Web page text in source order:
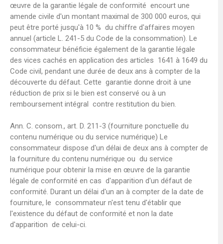
œuvre de la garantie légale de conformité encourt une
amende civile d'un montant maximal de 300 000 euros, qui
peut être porté jusqu'à 10 % du chiffre d'affaires moyen
annuel (article L. 241-5 du Code de la consommation). Le
consommateur bénéficie également de la garantie légale
des vices cachés en application des articles 1641 à 1649 du
Code civil, pendant une durée de deux ans à compter de la
découverte du défaut. Cette garantie donne droit à une
réduction de prix si le bien est conservé ou à un
remboursement intégral contre restitution du bien.
Ann. C. consom., art. D. 211-3 (fourniture ponctuelle du
contenu numérique ou du service numérique) Le
consommateur dispose d'un délai de deux ans à compter de
la fourniture du contenu numérique ou du service
numérique pour obtenir la mise en œuvre de la garantie
légale de conformité en cas d'apparition d'un défaut de
conformité. Durant un délai d'un an à compter de la date de
fourniture, le consommateur n'est tenu d'établir que
l'existence du défaut de conformité et non la date
d'apparition de celui-ci.